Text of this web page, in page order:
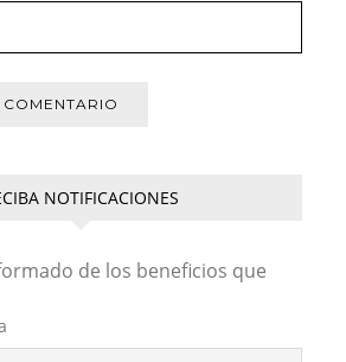
NOTIFICACIONES
de los beneficios que